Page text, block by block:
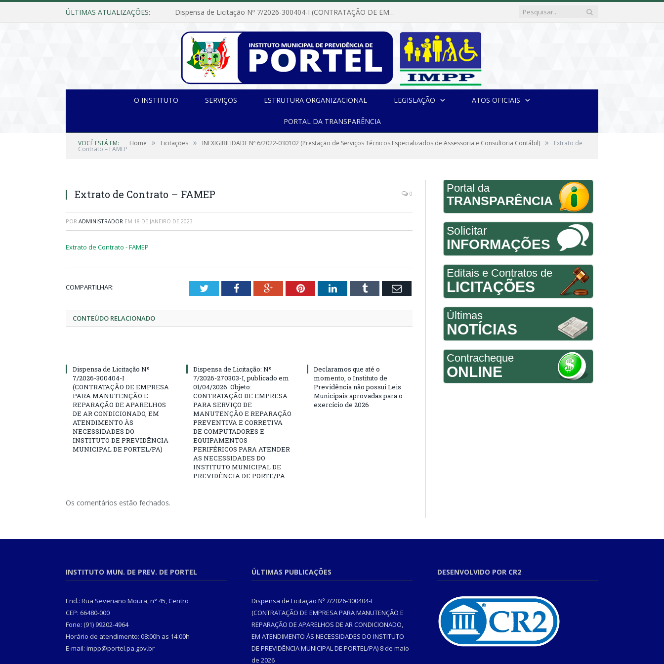
ÚLTIMAS ATUALIZAÇÕES: Dispensa de Licitação Nº 7/2026-300404-I (CONTRATAÇÃO DE EMPRESA PARA MANUTENÇÃO E REPARAÇÃO DE APARELHOS DE AR CONDICIONADO, EM ATENDIMENTO ÀS NECESSIDADES DO INSTITUTO DE PREVIDÊNCIA MUNICIPAL DE PORTEL/PA)
O INSTITUTO SERVIÇOS ESTRUTURA ORGANIZACIONAL LEGISLAÇÃO ATOS OFICIAIS
PORTAL DA TRANSPARÊNCIA
VOCÊ ESTÁ EM: Home » Licitações » INEXIGIBILIDADE Nº 6/2022-030102 (Prestação de Serviços Técnicos Especializados de Assessoria e Consultoria Contábil) » Extrato de
Contrato – FAMEP
Extrato de Contrato – FAMEP 0
POR ADMINISTRADOR EM 18 DE JANEIRO DE 2023
Extrato de Contrato - FAMEP
COMPARTILHAR: TwitterFacebookGoogle+PinterestLinkedInTumblr Email
CONTEÚDO RELACIONADO
Dispensa de Licitação Nº
7/2026-300404-I
(CONTRATAÇÃO DE EMPRESA
PARA MANUTENÇÃO E
REPARAÇÃO DE APARELHOS
DE AR CONDICIONADO, EM
ATENDIMENTO ÀS
NECESSIDADES DO
INSTITUTO DE PREVIDÊNCIA
MUNICIPAL DE PORTEL/PA)
Dispensa de Licitação: Nº
7/2026-270303-I, publicado em
01/04/2026. Objeto:
CONTRATAÇÃO DE EMPRESA
PARA SERVIÇO DE
MANUTENÇÃO E REPARAÇÃO
PREVENTIVA E CORRETIVA
DE COMPUTADORES E
EQUIPAMENTOS
PERIFÉRICOS PARA ATENDER
AS NECESSIDADES DO
INSTITUTO MUNICIPAL DE
PREVIDÊNCIA DE PORTE/PA.
Declaramos que até o
momento, o Instituto de
Previdência não possui Leis
Municipais aprovadas para o
exercício de 2026
Os comentários estão fechados.
Portal da
TRANSPARÊNCIA
Solicitar
INFORMAÇÕES
Editais e Contratos de
LICITAÇÕES
Últimas
NOTÍCIAS
Contracheque
ONLINE
INSTITUTO MUN. DE PREV. DE PORTEL
End.: Rua Severiano Moura, n° 45, Centro
CEP: 66480-000
Fone: (91) 99202-4964
Horário de atendimento: 08:00h as 14:00h
E-mail: impp@portel.pa.gov.br
ÚLTIMAS PUBLICAÇÕES
Dispensa de Licitação Nº 7/2026-300404-I
(CONTRATAÇÃO DE EMPRESA PARA MANUTENÇÃO E
REPARAÇÃO DE APARELHOS DE AR CONDICIONADO,
EM ATENDIMENTO ÀS NECESSIDADES DO INSTITUTO
DE PREVIDÊNCIA MUNICIPAL DE PORTEL/PA) 8 de maio
de 2026
DESENVOLVIDO POR CR2